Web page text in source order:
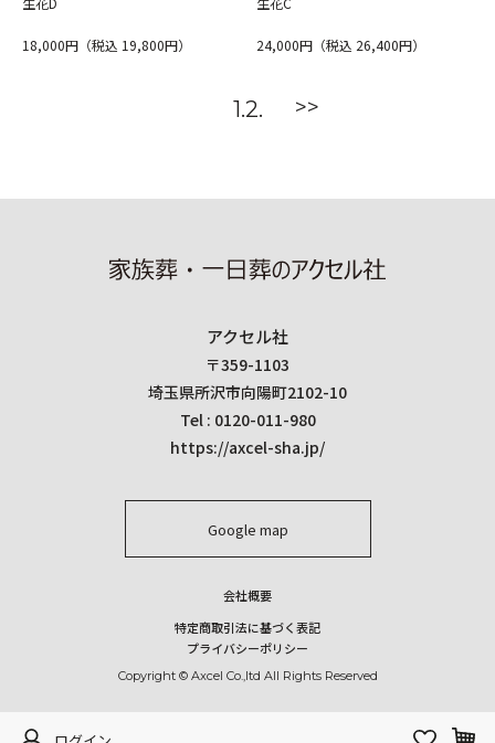
18,000円（税込 19,800円） 24,000円（税込 26,400円）
1 2 >>
アクセル社
〒359-1103
埼玉県所沢市向陽町2102-10
Tel : 0120-011-980
https://axcel-sha.jp/
Google map
会社概要
特定商取引法に基づく表記
プライバシーポリシー
Copyright © Axcel Co.,ltd All Rights Reserved